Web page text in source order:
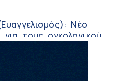
Νέο
τους ογκολογικούς